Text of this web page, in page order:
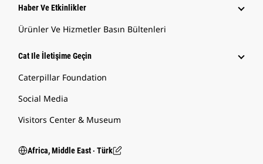
Haber Ve Etkinlikler
Ürünler Ve Hizmetler Basın Bültenleri
Cat Ile İletişime Geçin
Caterpillar Foundation
Social Media
Visitors Center & Museum
Africa, Middle East ‧ Türk